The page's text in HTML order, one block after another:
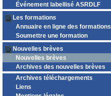
Événement labellisé ASRDLF
Les formations
Annuaire en ligne des formations
Soumettre une formation
Nouvelles brèves
Nouvelles brèves
Archives des nouvelles brèves
Archives téléchargements
Liens